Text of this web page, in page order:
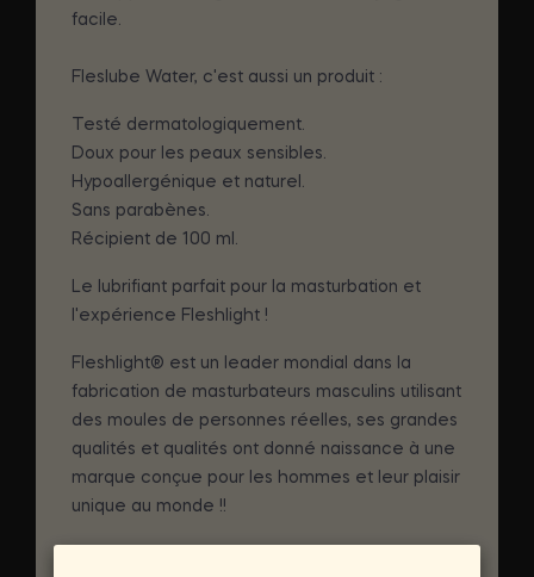
facile.
Fleslube Water, c'est aussi un produit :
Testé dermatologiquement.
Doux pour les peaux sensibles.
Hypoallergénique et naturel.
Sans parabènes.
Récipient de 100 ml.
Le lubrifiant parfait pour la masturbation et
l'expérience Fleshlight !
Fleshlight® est un leader mondial dans la
fabrication de masturbateurs masculins utilisant
des moules de personnes réelles, ses grandes
qualités et qualités ont donné naissance à une
marque conçue pour les hommes et leur plaisir
unique au monde !!